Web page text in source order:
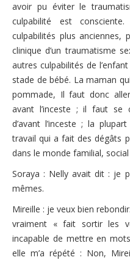
avoir pu éviter le
culpabilité est
culpabilités plus anciennes,
clinique d’un traumatisme
autres culpabilités de
stade de bébé. La maman
pommade, Il faut donc
avant l’inceste ; il faut se
d’avant l’inceste ; la
travail qui a fait des dégâts
dans le monde familial,
Soraya : Nelly avait dit : je
mêmes.
Mireille : je veux bien
vraiment « fait sortir les
incapable de mettre en
elle m’a répété : Non,